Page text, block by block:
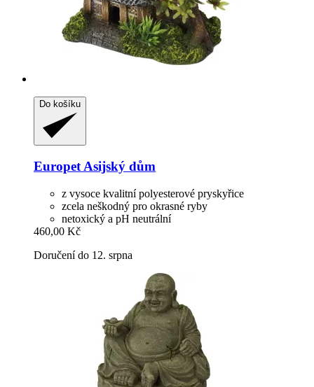
Do košíku
Europet Asijský dům
z vysoce kvalitní polyesterové pryskyřice
zcela neškodný pro okrasné ryby
netoxický a pH neutrální
460,00 Kč
Doručení do 12. srpna